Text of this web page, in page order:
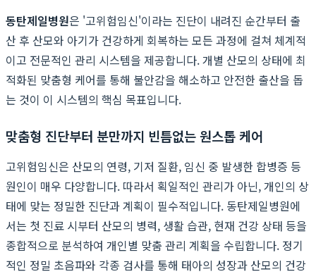
동탄제일병원은 '고위험임신'이라는 진단이 내려진 순간부터 출
산 후 산모와 아기가 건강하게 회복하는 모든 과정에 걸쳐 체계적
이고 전문적인 관리 시스템을 제공합니다. 개별 산모의 상태에 최
적화된 맞춤형 케어를 통해 불안감을 해소하고 안전한 출산을 돕
는 것이 이 시스템의 핵심 목표입니다.
맞춤형 진단부터 분만까지 빈틈없는 원스톱 케어
고위험임신은 산모의 연령, 기저 질환, 임신 중 발생한 합병증 등
원인이 매우 다양합니다. 따라서 획일적인 관리가 아닌, 개인의 상
태에 맞는 정밀한 진단과 계획이 필수적입니다. 동탄제일병원에
서는 첫 진료 시부터 산모의 병력, 생활 습관, 현재 건강 상태 등을
종합적으로 분석하여 개인별 맞춤 관리 계획을 수립합니다. 정기
적인 정밀 초음파와 각종 검사를 통해 태아의 성장과 산모의 건강